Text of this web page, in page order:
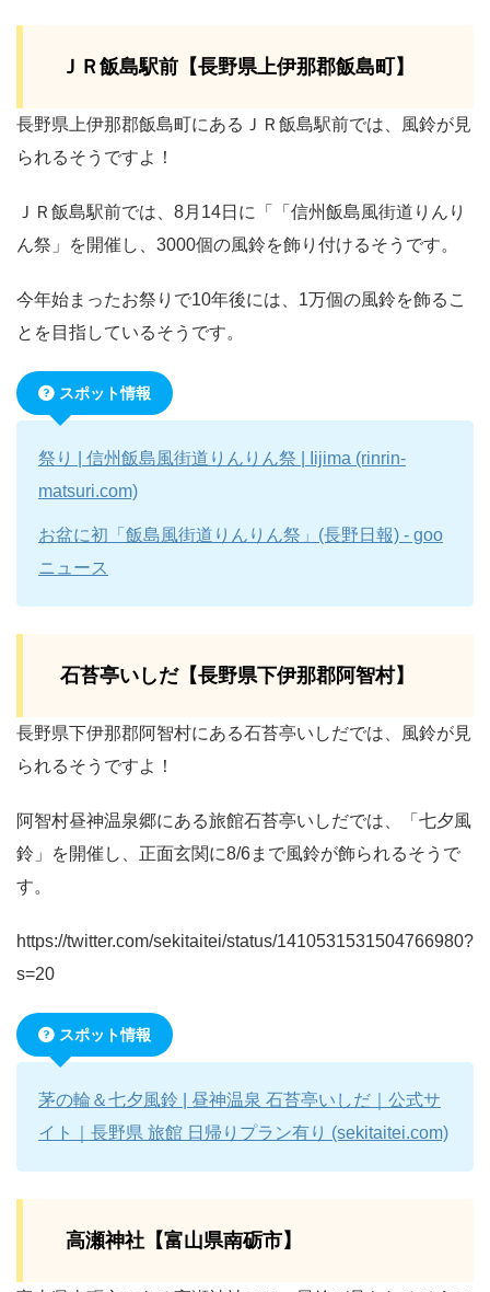
ＪＲ飯島駅前【長野県上伊那郡飯島町】
長野県上伊那郡飯島町にあるＪＲ飯島駅前では、風鈴が見
られるそうですよ！
ＪＲ飯島駅前では、8月14日に「「信州飯島風街道りんり
ん祭」を開催し、3000個の風鈴を飾り付けるそうです。
今年始まったお祭りで10年後には、1万個の風鈴を飾るこ
とを目指しているそうです。
スポット情報
祭り | 信州飯島風街道りんりん祭 | Iijima (rinrin-
matsuri.com)
お盆に初「飯島風街道りんりん祭」(長野日報) - goo
ニュース
石苔亭いしだ【長野県下伊那郡阿智村】
長野県下伊那郡阿智村にある石苔亭いしだでは、風鈴が見
られるそうですよ！
阿智村昼神温泉郷にある旅館石苔亭いしだでは、「七夕風
鈴」を開催し、正面玄関に8/6まで風鈴が飾られるそうで
す。
https://twitter.com/sekitaitei/status/1410531531504766980?
s=20
スポット情報
茅の輪＆七夕風鈴 | 昼神温泉 石苔亭いしだ｜公式サ
イト｜長野県 旅館 日帰りプラン有り (sekitaitei.com)
高瀬神社【富山県南砺市】